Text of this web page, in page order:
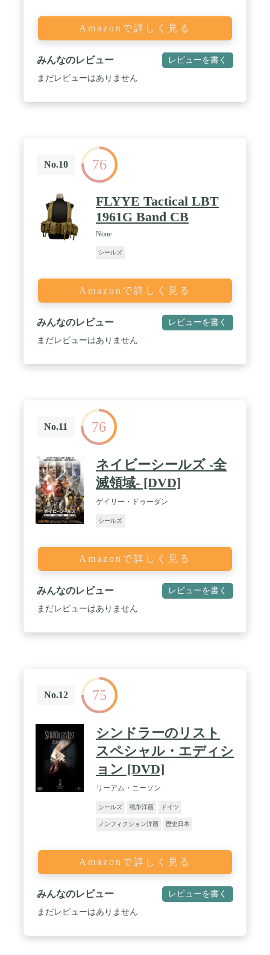
Amazonで詳しく見る
みんなのレビュー レビューを書く
まだレビューはありません
No.10 76
FLYYE Tactical LBT
1961G Band CB
None
シールズ
Amazonで詳しく見る
みんなのレビュー レビューを書く
まだレビューはありません
No.11 76
ネイビーシールズ -全
滅領域- [DVD]
ゲイリー・ドゥーダン
シールズ
Amazonで詳しく見る
みんなのレビュー レビューを書く
まだレビューはありません
No.12 75
シンドラーのリスト
スペシャル・エディシ
ョン [DVD]
リーアム・ニーソン
シールズ 戦争洋画 ドイツ
ノンフィクション洋画 歴史日本
Amazonで詳しく見る
みんなのレビュー レビューを書く
まだレビューはありません